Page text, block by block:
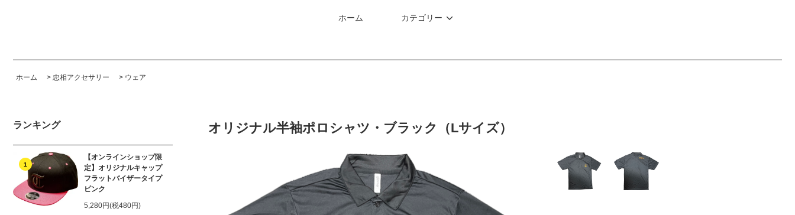
ホーム カテゴリー
ホーム > 忠相アクセサリー > ウェア
ランキング
1
【オンラインショップ限
定】オリジナルキャップ
フラットバイザータイプ
ピンク
5,280円(税480円)
オリジナル半袖ポロシャツ・ブラック（Lサイズ）